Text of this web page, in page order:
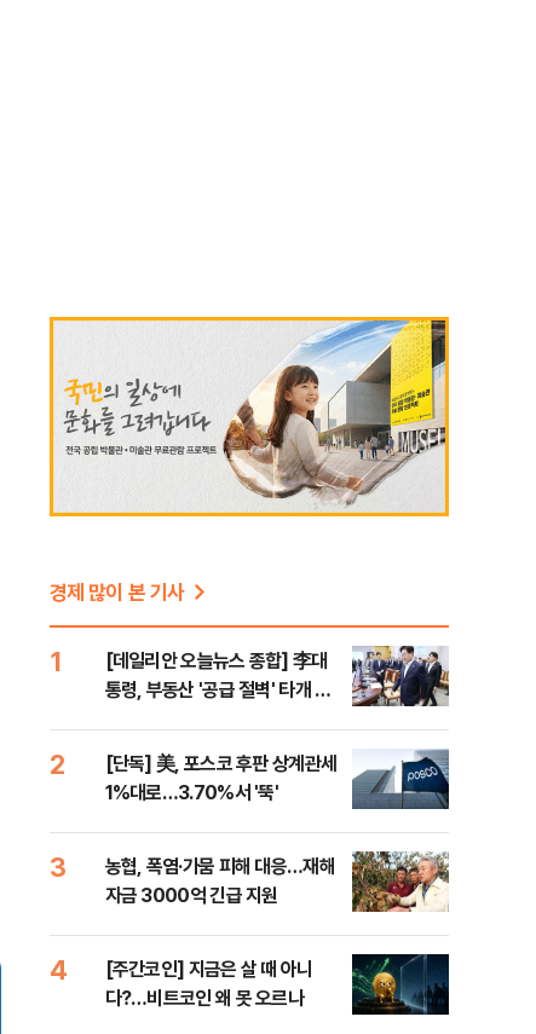
경제 많이 본 기사
1
[데일리안 오늘뉴스 종합] 李대
통령, 부동산 '공급 절벽' 타개 총
위해 李 견제 사활 등
2
[단독] 美, 포스코 후판 상계관세
1%대로…3.70%서 '뚝'
3
농협, 폭염·가뭄 피해 대응…재해
자금 3000억 긴급 지원
4
[주간코인] 지금은 살 때 아니
다?…비트코인 왜 못 오르나